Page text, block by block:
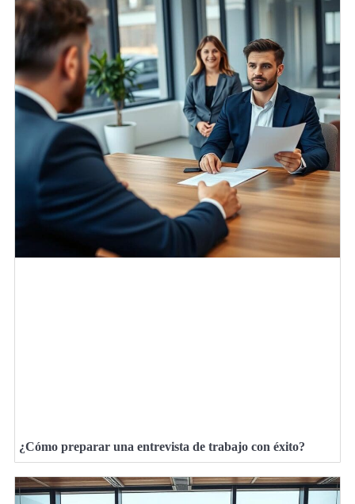
¿Cómo preparar una entrevista de trabajo con éxito?